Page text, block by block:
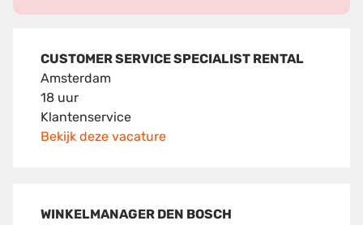
CUSTOMER SERVICE SPECIALIST RENTAL
Amsterdam
18 uur
Klantenservice
Bekijk deze vacature
WINKELMANAGER DEN BOSCH